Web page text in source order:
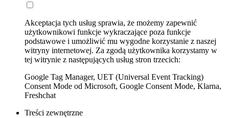
Akceptacja tych usług sprawia, że możemy zapewnić
użytkownikowi funkcje wykraczające poza funkcje
podstawowe i umożliwić mu wygodne korzystanie z naszej
witryny internetowej. Za zgodą użytkownika korzystamy w
tej witrynie z następujących usług stron trzecich:
Google Tag Manager, UET (Universal Event Tracking)
Consent Mode od Microsoft, Google Consent Mode, Klarna,
Freshchat
Treści zewnętrzne